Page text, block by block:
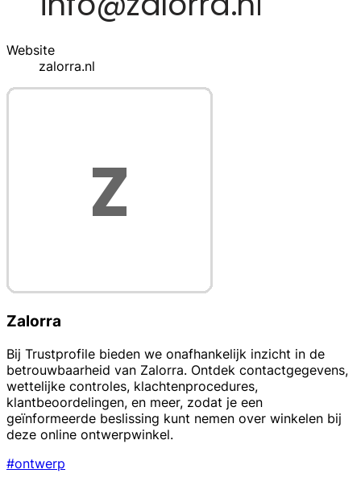
Website
zalorra.nl
Zalorra
Bij Trustprofile bieden we onafhankelijk inzicht in de
betrouwbaarheid van Zalorra. Ontdek contactgegevens,
wettelijke controles, klachtenprocedures,
klantbeoordelingen, en meer, zodat je een
geïnformeerde beslissing kunt nemen over winkelen bij
deze online ontwerpwinkel.
#ontwerp